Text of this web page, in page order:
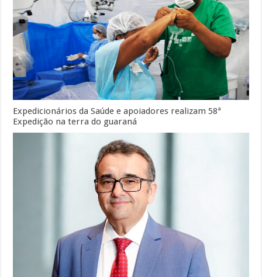
Expedicionários da Saúde e apoiadores realizam 58ª
Expedição na terra do guaraná